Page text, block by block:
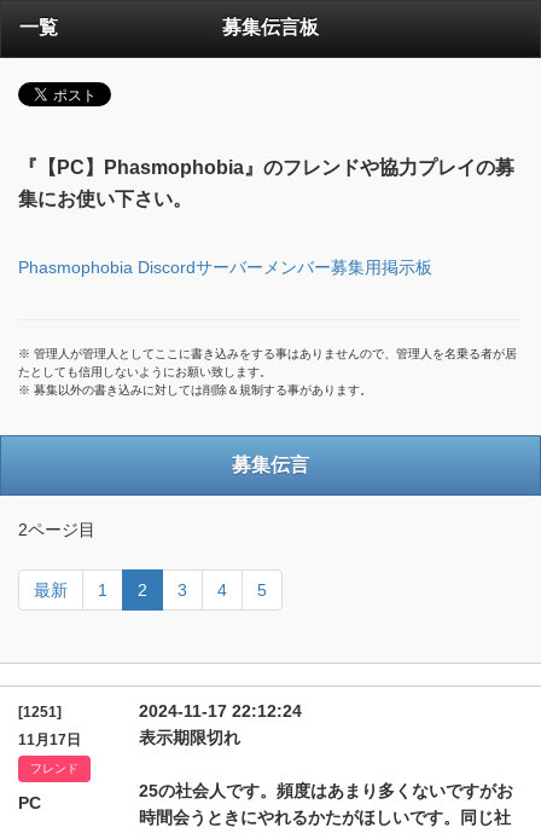
一覧 募集伝言板
『【PC】Phasmophobia』のフレンドや協力プレイの募
集にお使い下さい。
Phasmophobia Discordサーバーメンバー募集用掲示板
※ 管理人が管理人としてここに書き込みをする事はありませんので、管理人を名乗る者が居
たとしても信用しないようにお願い致します。
※ 募集以外の書き込みに対しては削除＆規制する事があります。
募集伝言
2ページ目
最新 1 2 3 4 5
[1251]
11月17日
フレンド
PC
2024-11-17 22:12:24
表示期限切れ
25の社会人です。頻度はあまり多くないですがお
時間会うときにやれるかたがほしいです。同じ社